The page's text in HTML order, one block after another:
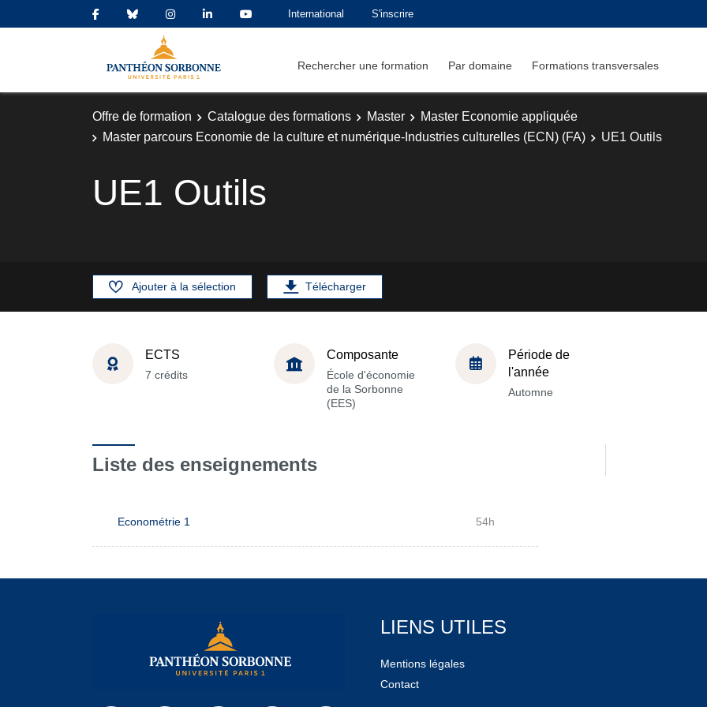
International S'inscrire
Rechercher une formation Par domaine Formations transversales
Offre de formation Catalogue des formations Master
Master Economie appliquée
Master parcours Economie de la culture et numérique-Industries culturelles (ECN) (FA)
UE1 Outils
UE1 Outils
Ajouter à la sélection Télécharger
ECTS
7 crédits
Composante
École d'économie
de la Sorbonne
(EES)
Période de
l'année
Automne
Liste des enseignements
Econométrie 1 54h
LIENS UTILES
Mentions légales
Contact